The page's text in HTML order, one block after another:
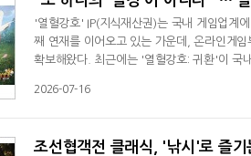
'열혈강호' IP(지식재산권)는 국내 게임업계
째 연재를 이어오고 있는 가운데, 온라인게
확보해왔다. 최근에는 '열혈강호: 귀환'이 국
보이는 '열혈강호: 넥스트'가 관심을 모으는
2026-07-16
조선협객전 클래식, '낚시'로 즐